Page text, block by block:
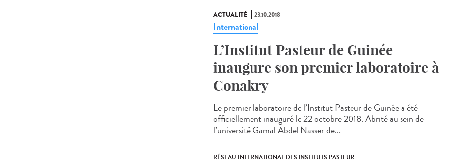
ACTUALITÉ 23.10.2018
International
L’Institut Pasteur de Guinée
inaugure son premier laboratoire à
Conakry
Le premier laboratoire de l’Institut Pasteur de Guinée a été
officiellement inauguré le 22 octobre 2018. Abrité au sein de
l’université Gamal Abdel Nasser de...
RÉSEAU INTERNATIONAL DES INSTITUTS PASTEUR